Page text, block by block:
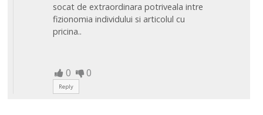
socat de extraordinara potriveala intre
fizionomia individului si articolul cu
pricina..
0 0
Reply